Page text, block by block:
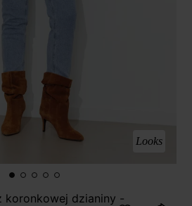
Looks
koronkowej dzianiny -